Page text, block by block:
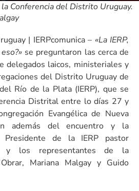
Conferencia del Distrito Uruguay.
| IERPcomunica – «La IERP,
se preguntaron las cerca de
delegados laicos, ministeriales y
del Distrito Uruguay de
Río de la Plata (IERP), que se
Distrital entre lo días 27 y
Evangélica de Nueva
además del encuentro y la
de la IERP pastor
y los representantes de la
Mariana Malgay y Guido